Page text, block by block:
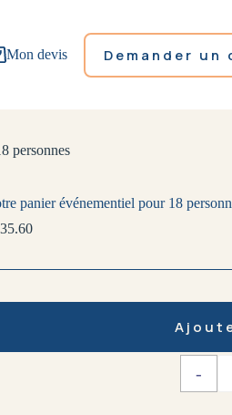
Mon devis Demander un
personnes
panier événementiel pour 18
-